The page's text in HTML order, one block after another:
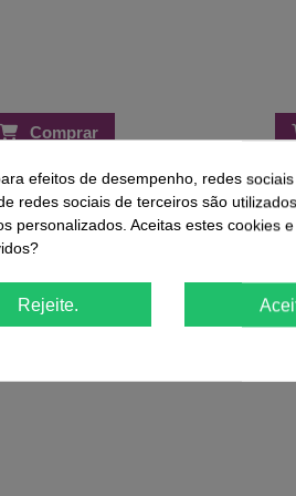
Comprar
Produto Também
-25%
Maria
efeitos de desempenho, redes sociais
redes sociais de terceiros são
personalizados. Aceitas estes cookies
Rejeite.